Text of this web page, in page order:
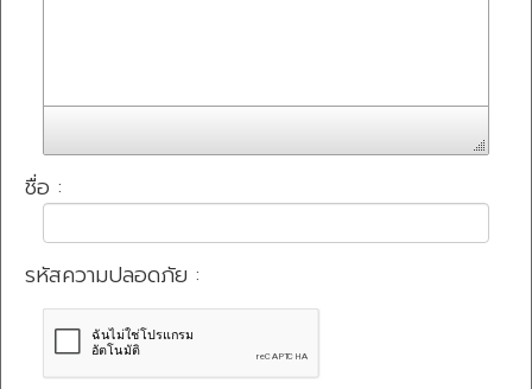
ชื่อ :
รหัสความปลอดภัย :